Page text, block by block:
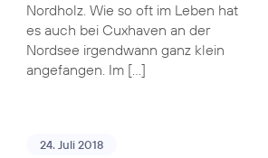
Nordholz. Wie so oft im Leben hat
es auch bei Cuxhaven an der
Nordsee irgendwann ganz klein
angefangen. Im […]
24. Juli 2018